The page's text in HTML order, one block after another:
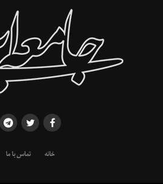
خانه تماس با ما